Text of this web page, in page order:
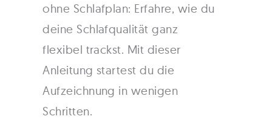
ohne Schlafplan: Erfahre, wie du
deine Schlafqualität ganz
flexibel trackst. Mit dieser
Anleitung startest du die
Aufzeichnung in wenigen
Schritten.